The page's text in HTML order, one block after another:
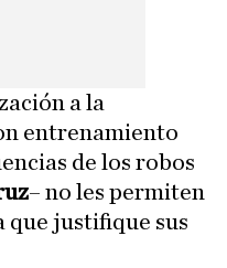
a la
entrenamiento
de los robos
– no les permiten
que justifique sus